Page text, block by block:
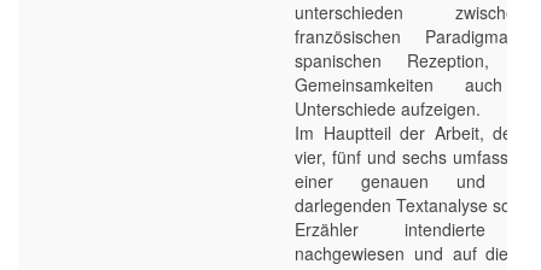
unterschieden
französischen Paradigma
spanischen Rezeption,
Gemeinsamkeiten auch
Unterschiede aufzeigen.
Im Hauptteil der Arbeit, der
vier, fünf und sechs umfasst,
einer genauen und
darlegenden Textanalyse
Erzähler intendierte
nachgewiesen und auf diese